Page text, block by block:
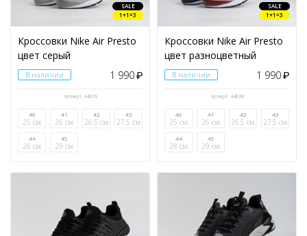
SALE
1+1=3
Кроссовки Nike Air Presto
цвет серый
В наличии 1 990₽
Артикул: 44639
40
25 см.
41
26 см.
42
26.5 см.
43
27.5 см.
44
28 см.
45
29 см.
SALE
1+1=3
Кроссовки Nike Air Presto
цвет разноцветный
В наличии 1 990₽
Артикул: 44638
40
25 см.
41
26 см.
42
26.5 см.
43
27.5 см.
44
28 см.
45
29 см.